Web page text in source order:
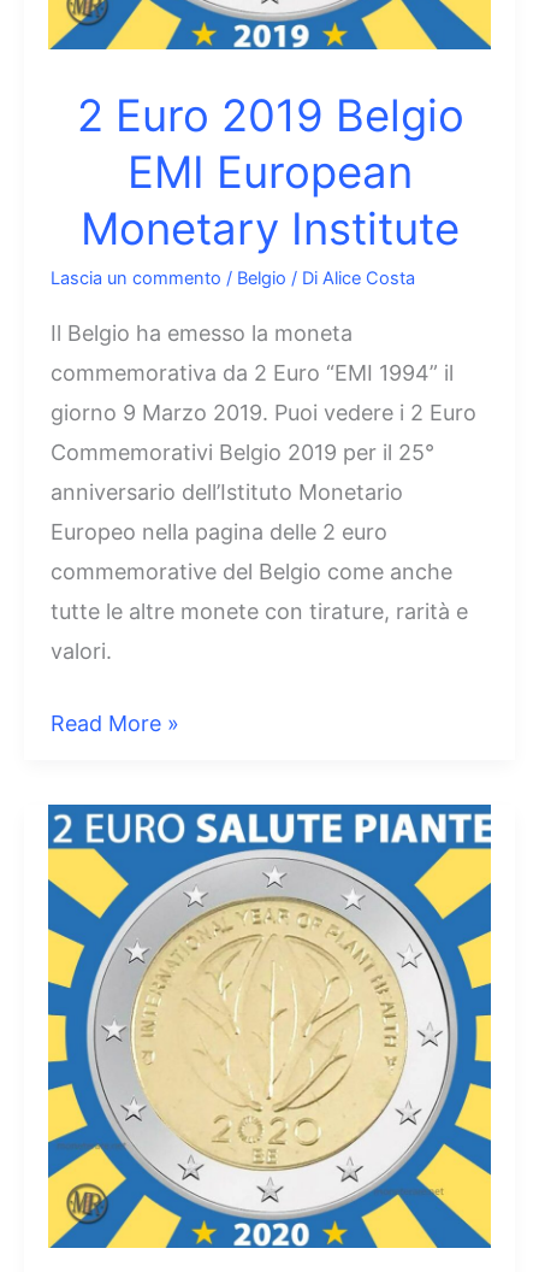
2 Euro 2019 Belgio
EMI European
Monetary Institute
Lascia un commento / Belgio / Di Alice Costa
Il Belgio ha emesso la moneta
commemorativa da 2 Euro “EMI 1994” il
giorno 9 Marzo 2019. Puoi vedere i 2 Euro
Commemorativi Belgio 2019 per il 25°
anniversario dell’Istituto Monetario
Europeo nella pagina delle 2 euro
commemorative del Belgio come anche
tutte le altre monete con tirature, rarità e
valori.
2
2019
Belgio
EMI
European
Monetary
Institute
Read More »